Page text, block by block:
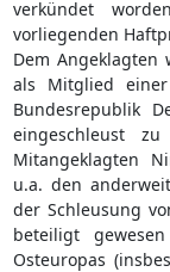
verkündet
vorliegenden
Dem
als Mitglied
Bundesrepublik
eingeschleust
Mitangeklagten
u.a. den
der Schleusung
beteiligt
Osteuropas